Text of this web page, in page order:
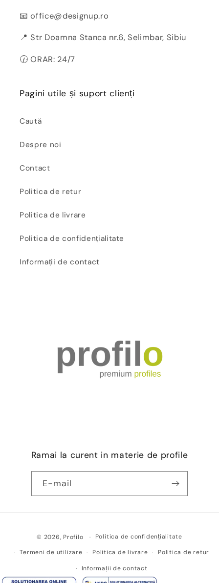
📧 office@designup.ro
📍 Str Doamna Stanca nr.6, Selimbar, Sibiu
🕜 ORAR: 24/7
Pagini utile și suport clienți
Caută
Despre noi
Contact
Politica de retur
Politica de livrare
Politica de confidențialitate
Informații de contact
Ramai la curent in materie de profile
E-mail
de
plată
© 2026, Profilo Politica de confidențialitate
Termeni de utilizare Politica de livrare Politica de retur
Informații de contact